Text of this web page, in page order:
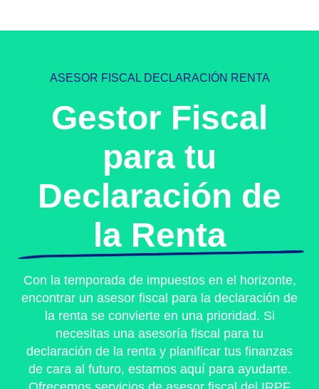
ASESOR FISCAL DECLARACIÓN RENTA
Gestor Fiscal
para tu
Declaración de
la Renta
Con la temporada de impuestos en el horizonte,
encontrar un asesor fiscal para la declaración de
la renta se convierte en una prioridad. Si
necesitas una asesoría fiscal para tu
declaración de la renta y planificar tus finanzas
de cara al futuro, estamos aquí para ayudarte.